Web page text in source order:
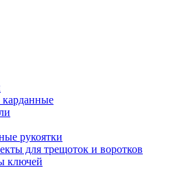
рукоятки
для трещоток и воротков
ключей